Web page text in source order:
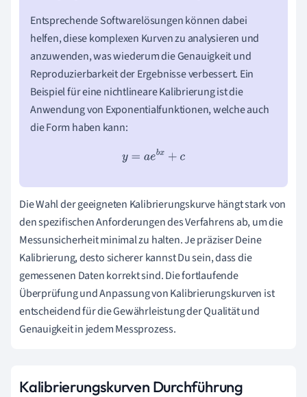
Entsprechende Softwarelösungen können dabei
helfen, diese komplexen Kurven zu analysieren und
anzuwenden, was wiederum die Genauigkeit und
Reproduzierbarkeit der Ergebnisse verbessert. Ein
Beispiel für eine nichtlineare Kalibrierung ist die
Anwendung von Exponentialfunktionen, welche auch
die Form haben kann:
y= aebx+c
Die Wahl der geeigneten Kalibrierungskurve hängt stark von
den spezifischen Anforderungen des Verfahrens ab, um die
Messunsicherheit minimal zu halten. Je präziser Deine
Kalibrierung, desto sicherer kannst Du sein, dass die
gemessenen Daten korrekt sind. Die fortlaufende
Überprüfung und Anpassung von Kalibrierungskurven ist
entscheidend für die Gewährleistung der Qualität und
Genauigkeit in jedem Messprozess.
Kalibrierungskurven Durchführung